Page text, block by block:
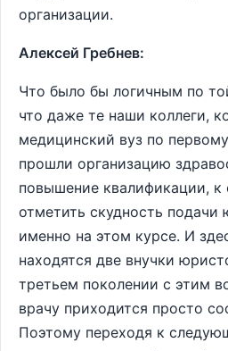
организации.
Алексей Гребнев:
Что было бы логичным по
что даже те наши коллеги,
медицинский вуз по
прошли организацию
повышение квалификации,
отметить скудность подачи
именно на этом курсе. И
находятся две внучки
третьем поколении с этим
врачу приходится просто
Поэтому переходя к